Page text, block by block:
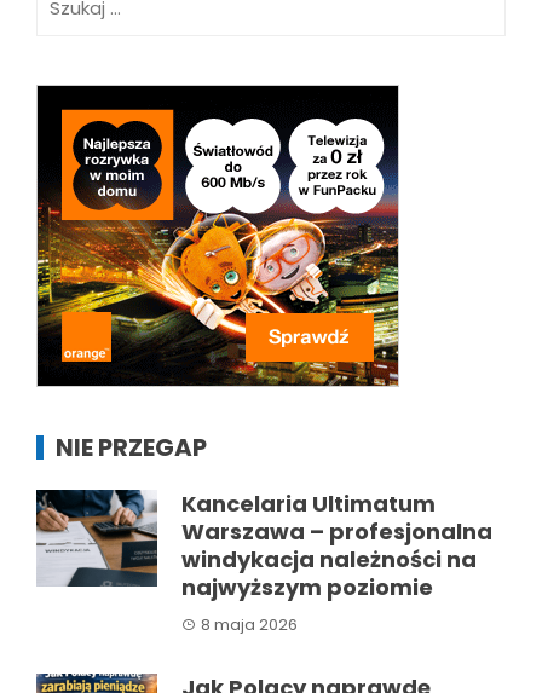
NIE PRZEGAP
Kancelaria Ultimatum
Warszawa – profesjonalna
windykacja należności na
najwyższym poziomie
8 maja 2026